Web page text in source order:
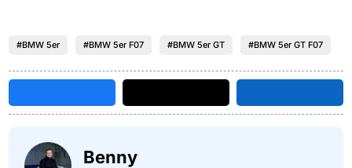
#BMW 5er #BMW 5er F07 #BMW 5er GT #BMW 5er GT F07
Benny